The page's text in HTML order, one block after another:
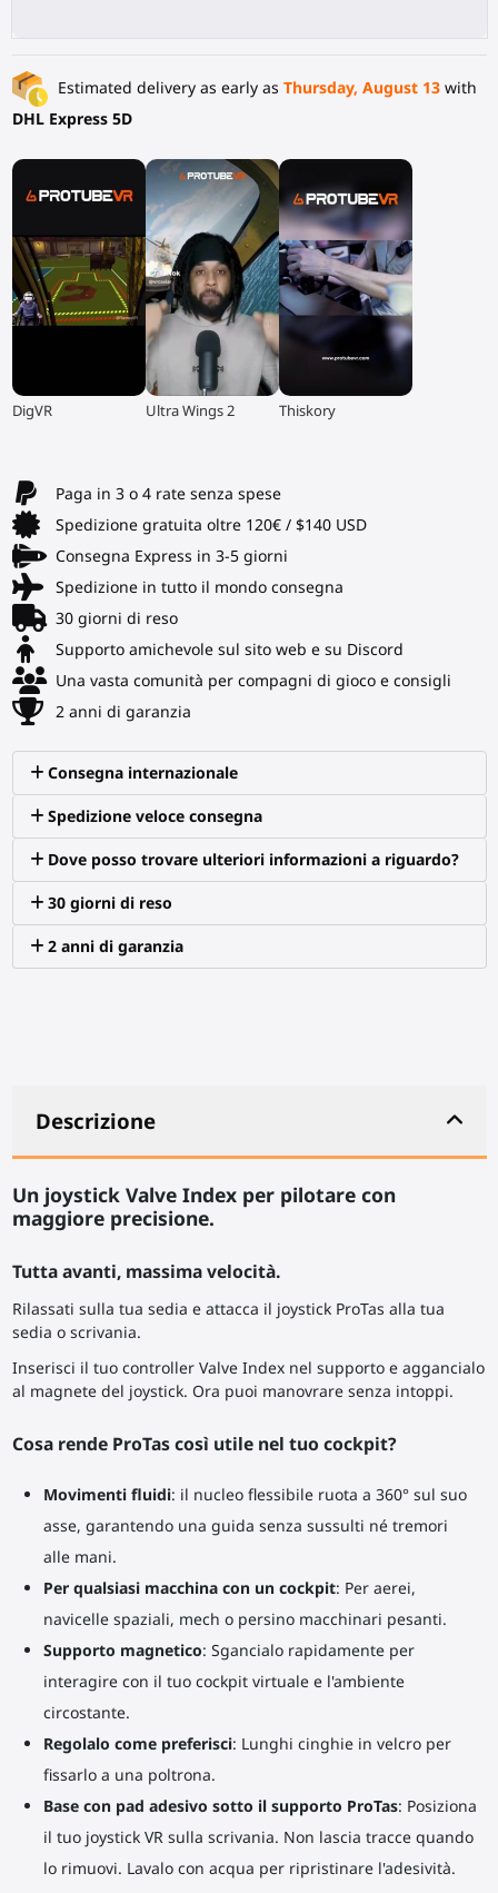
Estimated delivery as early as Thursday, August 13with
DHL Express 5D
▶
DigVR ▶
Ultra Wings 2 ▶
Thiskory
Paga in 3 o 4 rate senza spese
Spedizione gratuita oltre 120€ / $140 USD
Consegna Express in 3-5 giorni
Spedizione in tutto il mondo consegna
30 giorni di reso
Supporto amichevole sul sito web e su Discord
Una vasta comunità per compagni di gioco e consigli
2 anni di garanzia
Consegna internazionale
Spedizione veloce consegna
Dove posso trovare ulteriori informazioni a riguardo?
30 giorni di reso
2 anni di garanzia
Descrizione
Un joystick Valve Index per pilotare con
maggiore precisione.
Tutta avanti, massima velocità.
Rilassati sulla tua sedia e attacca il joystick ProTas alla tua
sedia o scrivania.
Inserisci il tuo controller Valve Index nel supporto e aggancialo
al magnete del joystick. Ora puoi manovrare senza intoppi.
Cosa rende ProTas così utile nel tuo cockpit?
Movimenti fluidi: il nucleo flessibile ruota a 360° sul suo
asse, garantendo una guida senza sussulti né tremori
alle mani.
Per qualsiasi macchina con un cockpit: Per aerei,
navicelle spaziali, mech o persino macchinari pesanti.
Supporto magnetico: Sgancialo rapidamente per
interagire con il tuo cockpit virtuale e l'ambiente
circostante.
Regolalo come preferisci: Lunghi cinghie in velcro per
fissarlo a una poltrona.
Base con pad adesivo sotto il supporto ProTas: Posiziona
il tuo joystick VR sulla scrivania. Non lascia tracce quando
lo rimuovi. Lavalo con acqua per ripristinare l'adesività.